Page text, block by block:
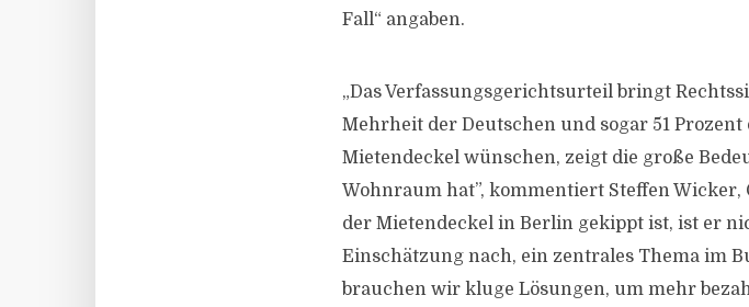
Fall“ angaben.
„Das Verfassungsgerichtsurteil bringt
Mehrheit der Deutschen und sogar 51
Mietendeckel wünschen, zeigt die große
Wohnraum hat”, kommentiert Steffen Wicker,
der Mietendeckel in Berlin gekippt ist, ist er
Einschätzung nach, ein zentrales Thema im
brauchen wir kluge Lösungen, um mehr